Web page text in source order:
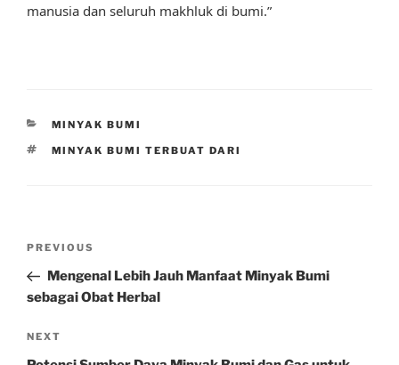
manusia dan seluruh makhluk di bumi.”
CATEGORIES
MINYAK BUMI
TAGS
MINYAK BUMI TERBUAT DARI
Previous
Post
PREVIOUS
Mengenal Lebih Jauh Manfaat Minyak Bumi
sebagai Obat Herbal
Next
Post
NEXT